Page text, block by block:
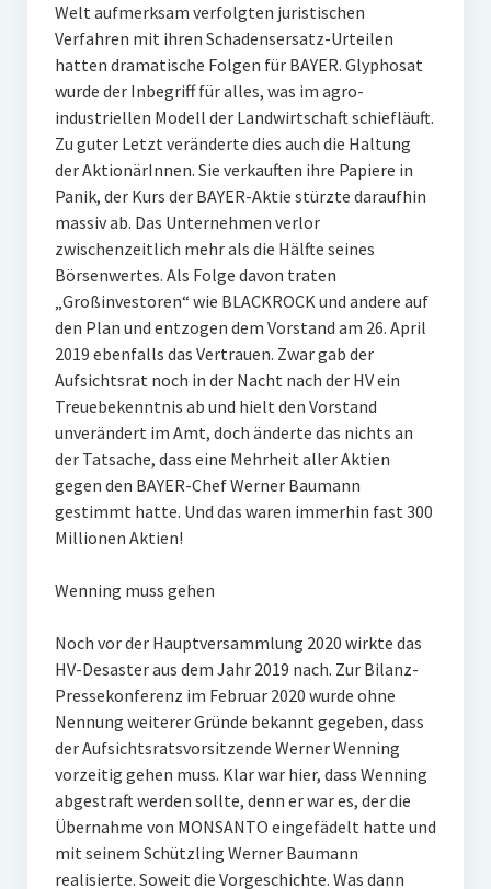
Welt aufmerksam verfolgten juristischen
Verfahren mit ihren Schadensersatz-Urteilen
hatten dramatische Folgen für BAYER. Glyphosat
wurde der Inbegriff für alles, was im agro-
industriellen Modell der Landwirtschaft schiefläuft.
Zu guter Letzt veränderte dies auch die Haltung
der AktionärInnen. Sie verkauften ihre Papiere in
Panik, der Kurs der BAYER-Aktie stürzte daraufhin
massiv ab. Das Unternehmen verlor
zwischenzeitlich mehr als die Hälfte seines
Börsenwertes. Als Folge davon traten
„Großinvestoren“ wie BLACKROCK und andere auf
den Plan und entzogen dem Vorstand am 26. April
2019 ebenfalls das Vertrauen. Zwar gab der
Aufsichtsrat noch in der Nacht nach der HV ein
Treuebekenntnis ab und hielt den Vorstand
unverändert im Amt, doch änderte das nichts an
der Tatsache, dass eine Mehrheit aller Aktien
gegen den BAYER-Chef Werner Baumann
gestimmt hatte. Und das waren immerhin fast 300
Millionen Aktien!
Wenning muss gehen
Noch vor der Hauptversammlung 2020 wirkte das
HV-Desaster aus dem Jahr 2019 nach. Zur Bilanz-
Pressekonferenz im Februar 2020 wurde ohne
Nennung weiterer Gründe bekannt gegeben, dass
der Aufsichtsratsvorsitzende Werner Wenning
vorzeitig gehen muss. Klar war hier, dass Wenning
abgestraft werden sollte, denn er war es, der die
Übernahme von MONSANTO eingefädelt hatte und
mit seinem Schützling Werner Baumann
realisierte. Soweit die Vorgeschichte. Was dann